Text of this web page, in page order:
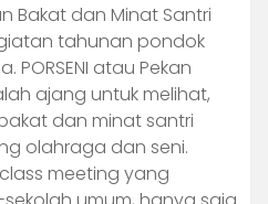
Bakat dan Minat Santri
tahunan pondok
PORSENI atau Pekan
ajang untuk melihat,
dan minat santri
olahraga dan seni.
meeting yang